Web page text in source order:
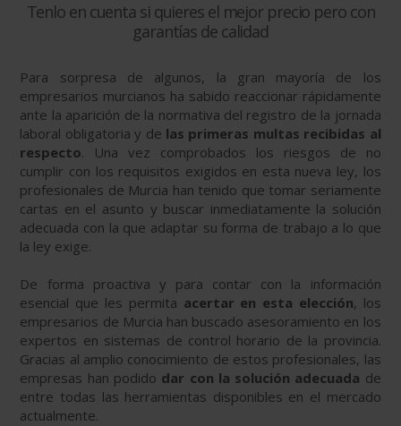
Tenlo en cuenta si quieres el mejor precio pero con
garantías de calidad
Para sorpresa de algunos, la gran mayoría de los
empresarios murcianos ha sabido reaccionar rápidamente
ante la aparición de la normativa del registro de la jornada
laboral obligatoria y de las primeras multas recibidas al
respecto. Una vez comprobados los riesgos de no
cumplir con los requisitos exigidos en esta nueva ley, los
profesionales de Murcia han tenido que tomar seriamente
cartas en el asunto y buscar inmediatamente la solución
adecuada con la que adaptar su forma de trabajo a lo que
la ley exige.
De forma proactiva y para contar con la información
esencial que les permita acertar en esta elección, los
empresarios de Murcia han buscado asesoramiento en los
expertos en sistemas de control horario de la provincia.
Gracias al amplio conocimiento de estos profesionales, las
empresas han podido dar con la solución adecuada de
entre todas las herramientas disponibles en el mercado
actualmente.